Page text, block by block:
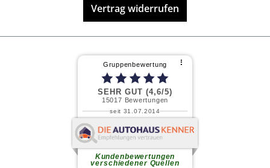
Vertrag widerrufen